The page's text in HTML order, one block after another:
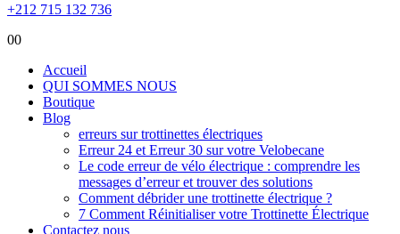
+212 715 132 736
00
Accueil
QUI SOMMES NOUS
Boutique
Blog
erreurs sur trottinettes électriques
Erreur 24 et Erreur 30 sur votre Velobecane
Le code erreur de vélo électrique : comprendre les
messages d’erreur et trouver des solutions
Comment débrider une trottinette électrique ?
7 Comment Réinitialiser votre Trottinette Électrique
Contactez nous